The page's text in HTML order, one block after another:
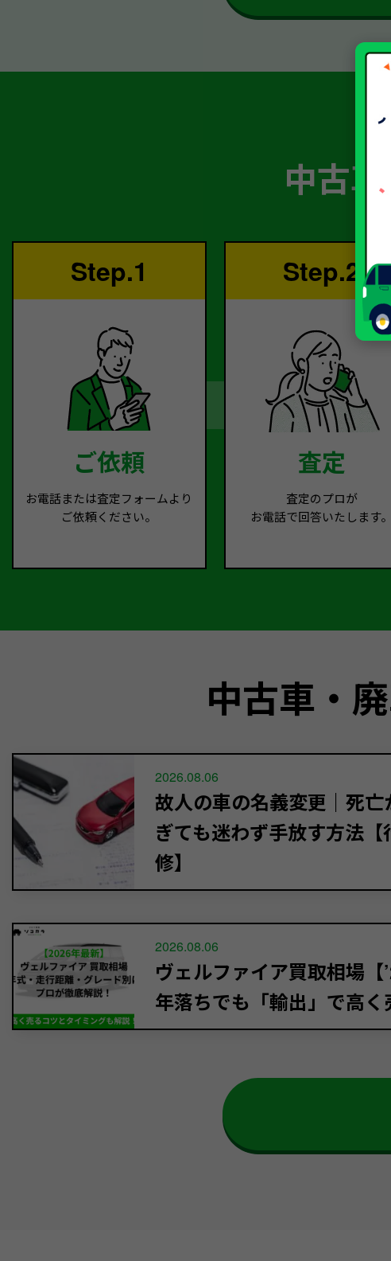
中古
Step.1
ご依頼
お電話または査定フォームより
ご依頼ください。
Step.2
査定
査定のプロが
お電話で回答いたします。
中古車・
2026.08.06
故人の車の名義変更｜死
ぎても迷わず手放す方法【
修】
2026.08.06
ヴェルファイア買取相場【
年落ちでも「輸出」で高く